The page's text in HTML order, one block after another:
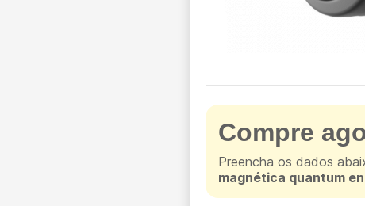
Compre
Preencha os dados
magnética quantum